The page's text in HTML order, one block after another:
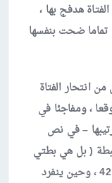
هدفج بها ،
ضحت بنفسها
انتحار الفتاة
، ومفاجئا في
– في نص
( بل هي بطتي
البرية / إنها تخصني أنا ، وأنا صاحبتها ) ص42 ، وحين ينفرد